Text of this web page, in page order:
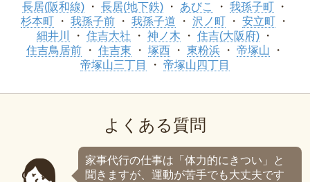
長居(阪和線) 長居(地下鉄) あびこ
我孫子町
杉本町
我孫子前 我孫子道 沢ノ町
安立町
細井川
住吉大社 神ノ木
住吉(大阪府)
住吉鳥居前
住吉東 塚西 東粉浜
帝塚山
帝塚山三丁目
帝塚山四丁目
よくある質問
家事代行の仕事は「体力的にきつい」と
聞きますが、運動が苦手でも大丈夫です